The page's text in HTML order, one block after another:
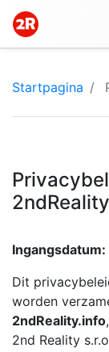
Startpagina
Ingangsdatum:
Dit
worden
2ndReality.info
2nd Reality